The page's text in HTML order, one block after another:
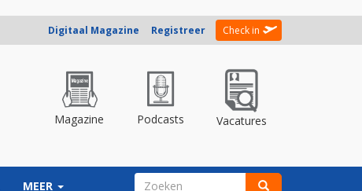
Digitaal Magazine Registreer Check in
Magazine Podcasts Vacatures
MEER ZOEKVELD